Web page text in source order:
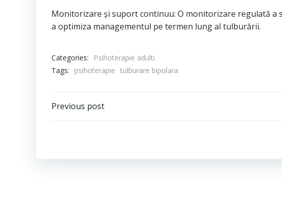
Monitorizare și suport continuu: O monitorizare regulată
a optimiza managementul pe termen lung al tulburării.
Categories:
Psihoterapie adulti
Tags:
psihoterapie tulburare bipolara
Post
Previous post